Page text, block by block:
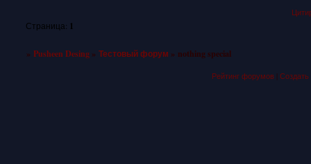
Страница: 1
»Pusheen Desing »Тестовый форум » nothing special
Рейтинг форумов